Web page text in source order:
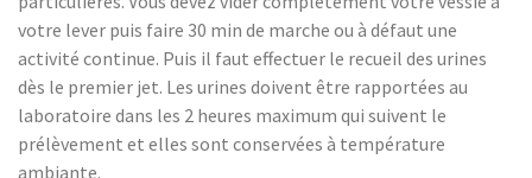
votre lever puis faire 30 min de marche ou à défaut une
activité continue. Puis il faut effectuer le recueil des urines
dès le premier jet. Les urines doivent être rapportées au
laboratoire dans les 2 heures maximum qui suivent le
prélèvement et elles sont conservées à température
ambiante.